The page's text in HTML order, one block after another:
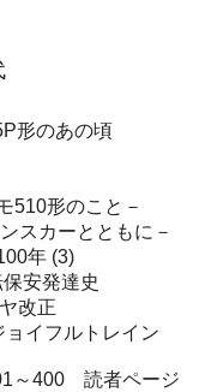
形のあの頃
510形のこと－
スカーとともに－
年 (3)
安発達史
改正
イフルトレイン
～400 読者ページ